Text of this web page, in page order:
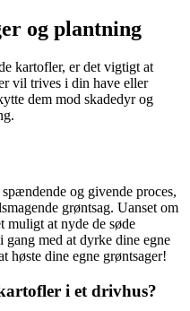
og plantning
kartofler, er det vigtigt at
vil trives i din have eller
dem mod skadedyr og
og givende proces,
grøntsag. Uanset om
muligt at nyde de søde
gang med at dyrke dine egne
høste dine egne grøntsager!
i et drivhus?